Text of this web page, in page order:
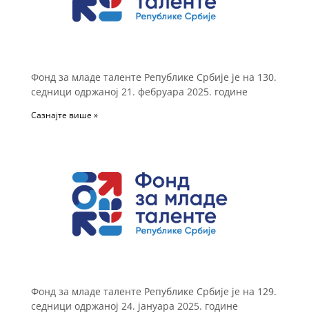
Фонд за младе таленте Републике Србије је на 130.
седници одржаној 21. фебруара 2025. године
Сазнајте више »
Фонд за младе таленте Републике Србије је на 129.
седници одржаној 24. јануара 2025. године